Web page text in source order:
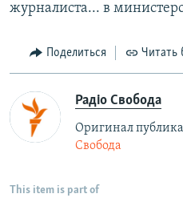
журналиста... в
Поделиться Читать
Радіо Свобода
Оригинал
Свобода
This item is part of